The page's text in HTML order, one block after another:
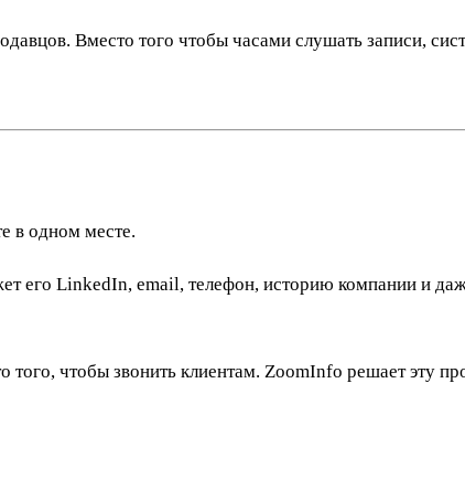
Вместо того чтобы часами слушать записи,
в одном месте.
его LinkedIn, email, телефон, историю компании и
чтобы звонить клиентам. ZoomInfo решает эту